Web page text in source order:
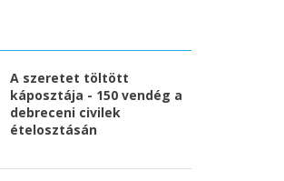
A szeretet töltött
káposztája - 150 vendég a
debreceni civilek
ételosztásán